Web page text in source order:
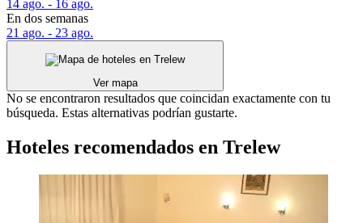
14 ago. - 16 ago.
En dos semanas
21 ago. - 23 ago.
Ver mapa
No se encontraron resultados que coincidan exactamente con tu
búsqueda. Estas alternativas podrían gustarte.
Hoteles recomendados en Trelew